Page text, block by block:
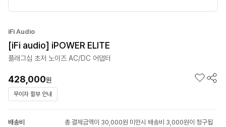
iFi Audio
[iFi audio] iPOWER ELITE
플래그십 초저 노이즈 AC/DC 어댑터
428,000원
무이자 할부 안내
배송비
총 결제금액이 30,000원 미만시 배송비 3,000원이 청구됩